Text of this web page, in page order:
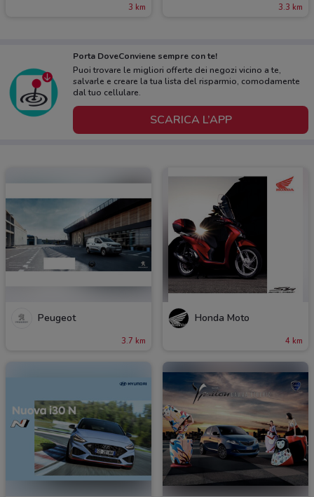
3 km 3.3 km
Porta DoveConviene sempre con te!
Puoi trovare le migliori offerte dei negozi vicino a te,
salvarle e creare la tua lista del risparmio, comodamente
dal tuo cellulare.
SCARICA L’APP
Peugeot
3.7 km
Honda Moto
4 km